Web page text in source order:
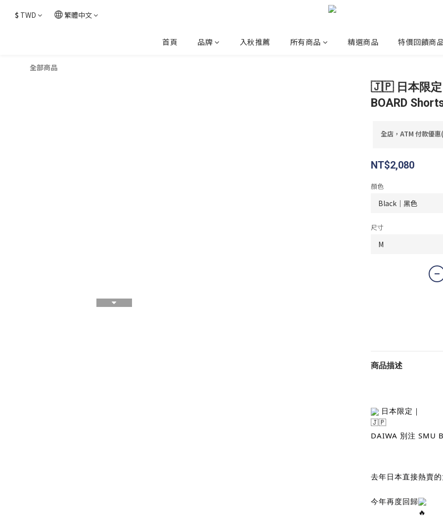
$ TWD 繁體中文
首頁 品牌 入秋推薦 所有商品 精選商品 特價回饋商
全部商品
🇯🇵 日本限定
BOARD
全店，ATM 付款優
NT$2,080
顏色
尺寸
商品描述
日本限定｜
DAIWA 別注 SMU
去年日本直接熱賣的
今年再度回歸